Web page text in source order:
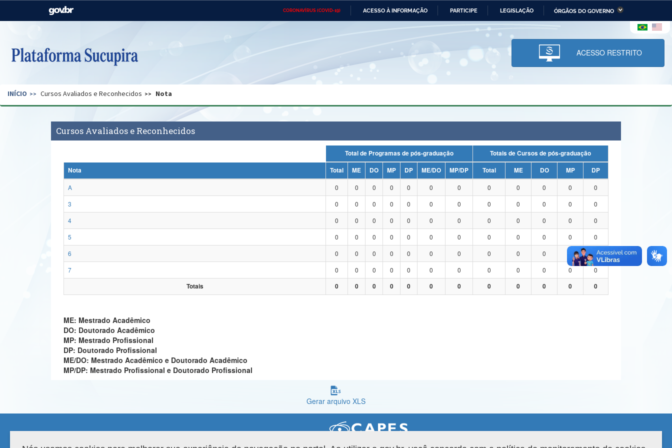
CORONAVÍRUS (COVID-19) ACESSO À INFORMAÇÃO PARTICIPE LEGISLAÇÃO ÓRGÃOS DO GOVERNO
Casa Civil Ministério das Relações Ministério da Economia Ministério da Infraestrutura
Pecuária e Abastecimento
Ministério da Ciência,
Tecnologia, Inovações e
Comunicações
Ministério do Desenvolvimento
Regional e dos Direitos Humanos
Secretaria de Governo Gabinete de Segurança Advocacia-Geral da União Banco Central do Brasil Planalto
ACESSO RESTRITO
INÍCIO Cursos Avaliados e Reconhecidos Nota
Cursos Avaliados e Reconhecidos
Total de Programas de pós-graduação
Totais de Cursos de pós-graduação
Nota
Total ME DO MP DP ME/DO MP/DP Total ME DO MP
DP
A
0 0 0 0 0 0 0 0 0 0 0
0
3
0 0 0 0 0 0 0 0 0 0 0
0
4
0 0 0 0 0 0 0 0 0 0 0
0
5
0 0 0 0 0 0 0 0 0 0 0
0
6
0 0 0 0 0 0 0 0 0 0
0
7
0 0 0 0 0 0 0 0 0 0 0
0
Totais
0 0 0 0 0 0 0 0 0 0 0 0
ME: Mestrado Acadêmico
DO: Doutorado Acadêmico
MP: Mestrado Profissional
DP: Doutorado Profissional
ME/DO: Mestrado Acadêmico e Doutorado Acadêmico
MP/DP: Mestrado Profissional e Doutorado Profissional
Gerar arquivo XLS